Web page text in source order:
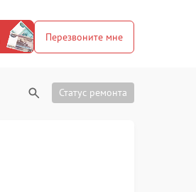
Перезвоните мне
Статус ремонта